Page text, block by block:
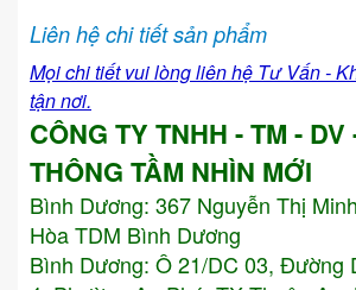
Liên hệ chi tiết sản phẩm
Mọi chi tiết vui lòng liên hệ Tư Vấn -
tận nơi.
CÔNG TY TNHH - TM - DV
THÔNG TẦM NHÌN MỚI
Bình Dương: 367 Nguyễn Thị
Hòa TDM Bình Dương
Bình Dương: Ô 21/DC 03, Đường